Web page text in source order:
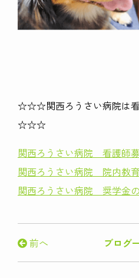
☆☆☆関西ろうさい病院は看
☆☆☆
関西ろうさい病院 看護師
関西ろうさい病院 院内教
関西ろうさい病院 奨学金
前へ ブログ